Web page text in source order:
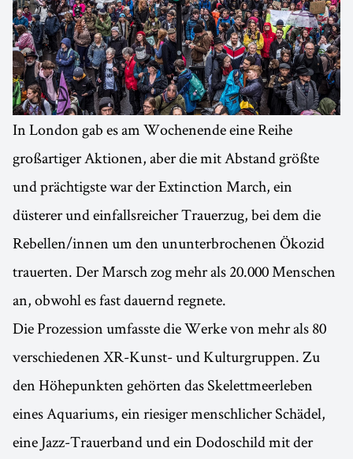
In London gab es am Wochenende eine Reihe
großartiger Aktionen, aber die mit Abstand größte
und prächtigste war der Extinction March, ein
düsterer und einfallsreicher Trauerzug, bei dem die
Rebellen/innen um den ununterbrochenen Ökozid
trauerten. Der Marsch zog mehr als 20.000 Menschen
an, obwohl es fast dauernd regnete.
Die Prozession umfasste die Werke von mehr als 80
verschiedenen XR-Kunst- und Kulturgruppen. Zu
den Höhepunkten gehörten das Skelettmeerleben
eines Aquariums, ein riesiger menschlicher Schädel,
eine Jazz-Trauerband und ein Dodoschild mit der